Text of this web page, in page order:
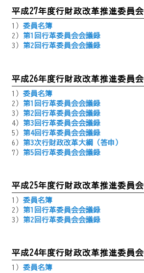
平成27年度行財政改革推進委員会
1） 委員名簿
2） 第1回行革委員会会議録
3） 第2回行革委員会会議録
平成26年度行財政改革推進委員会
1） 委員名簿
2） 第1回行革委員会会議録
3） 第2回行革委員会会議録
4） 第3回行革委員会会議録
5） 第4回行革委員会会議録
6） 第3次行財政改革大綱（答申）
7） 第5回行革委員会会議録
平成25年度行財政改革推進委員会
1） 委員名簿
2） 第1回行革委員会会議録
3） 第2回行革委員会会議録
平成24年度行財政改革推進委員会
1） 委員名簿